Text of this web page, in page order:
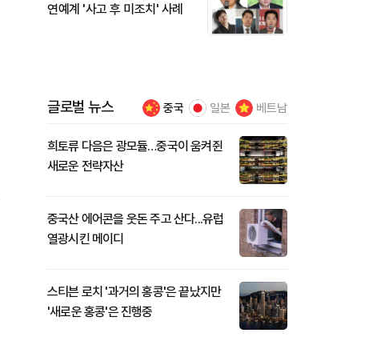
연예계 '사고 후 미조치' 사례
글로벌 뉴스 중국 일본 베트남
희토류 다음은 광모듈…중국이 움켜쥔
새로운 전략자산
중국산 에어콘을 웃돈 주고 산다...유럽
열광시킨 메이디
스티븐 로치 '과거의 홍콩'은 끝났지만
'새로운 홍콩'은 진행중